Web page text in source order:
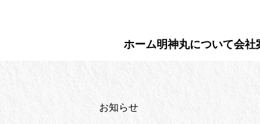
ホーム明神丸について会社
お知らせ